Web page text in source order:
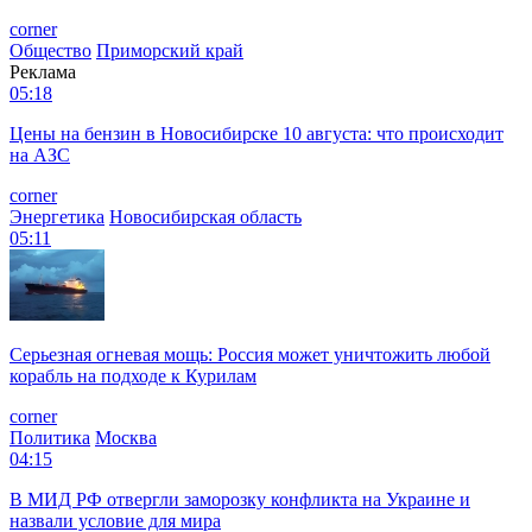
corner
Общество Приморский край
Реклама
05:18
Цены на бензин в Новосибирске 10 августа: что происходит
на АЗС
corner
Энергетика Новосибирская область
05:11
Серьезная огневая мощь: Россия может уничтожить любой
корабль на подходе к Курилам
corner
Политика Москва
04:15
В МИД РФ отвергли заморозку конфликта на Украине и
назвали условие для мира